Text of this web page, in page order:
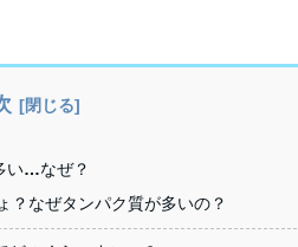
い…なぜ？
？なぜタンパク質が多いの？